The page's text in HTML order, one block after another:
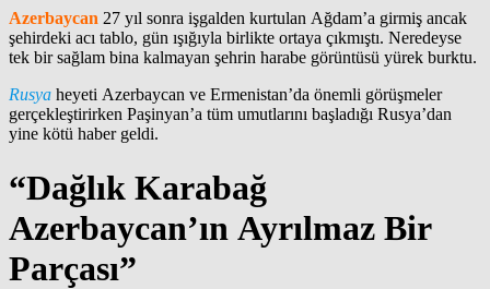
Azerbaycan 27 yıl sonra işgalden kurtulan Ağdam’a girmiş ancak
şehirdeki acı tablo, gün ışığıyla birlikte ortaya çıkmıştı. Neredeyse
tek bir sağlam bina kalmayan şehrin harabe görüntüsü yürek burktu.
Rusya heyeti Azerbaycan ve Ermenistan’da önemli görüşmeler
gerçekleştirirken Paşinyan’a tüm umutlarını başladığı Rusya’dan
yine kötü haber geldi.
“Dağlık Karabağ
Azerbaycan’ın Ayrılmaz Bir
Parçası”